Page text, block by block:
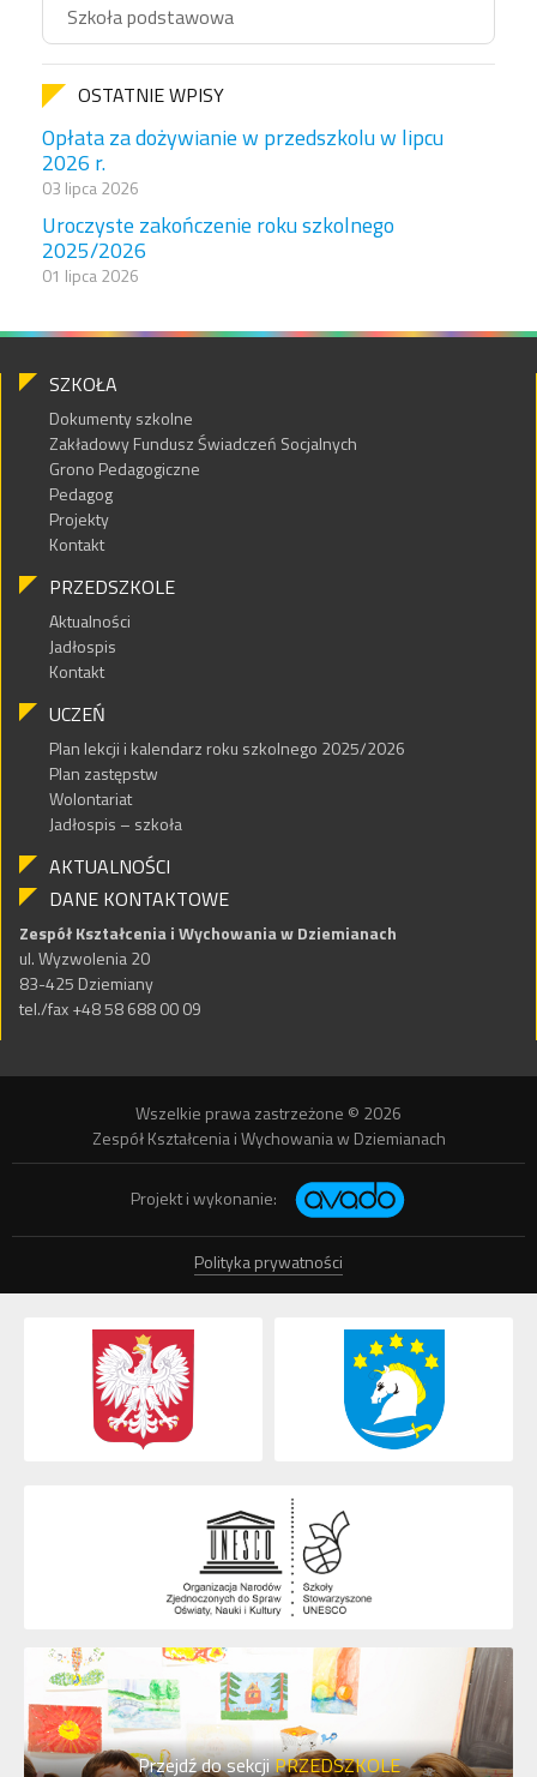
Szkoła podstawowa
OSTATNIE WPISY
Opłata za dożywianie w przedszkolu w lipcu
2026 r.
03 lipca 2026
Uroczyste zakończenie roku szkolnego
2025/2026
01 lipca 2026
SZKOŁA
Dokumenty szkolne
Zakładowy Fundusz Świadczeń Socjalnych
Grono Pedagogiczne
Pedagog
Projekty
Kontakt
PRZEDSZKOLE
Aktualności
Jadłospis
Kontakt
UCZEŃ
Plan lekcji i kalendarz roku szkolnego 2025/2026
Plan zastępstw
Wolontariat
Jadłospis – szkoła
AKTUALNOŚCI
DANE KONTAKTOWE
Zespół Kształcenia i Wychowania w Dziemianach
ul. Wyzwolenia 20
83-425 Dziemiany
tel./fax +48 58 688 00 09
Wszelkie prawa zastrzeżone © 2026
Zespół Kształcenia i Wychowania w Dziemianach
Projekt i wykonanie:
Polityka prywatności
Przejdź do sekcjiPRZEDSZKOLE